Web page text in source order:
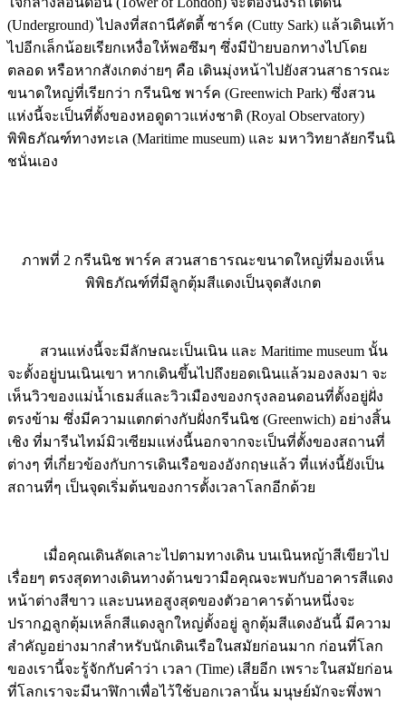
ไปอีกเล็กน้อยเรียกเหงื่อให้พอซึมๆ ซึ่งมีป้ายบอกทางไปโดย
ตลอด หรือหากสังเกตง่ายๆ คือ เดินมุ่งหน้าไปยังสวนสาธารณะ
ขนาดใหญ่ที่เรียกว่า กรีนนิช พาร์ค (Greenwich Park) ซึ่งสวน
แห่งนี้จะเป็นที่ตั้งของหอดูดาวแห่งชาติ (Royal Observatory)
พิพิธภัณฑ์ทางทะเล (Maritime museum) และ มหาวิทยาลัยกรีนนิ
ชนั่นเอง
พิพิธภัณฑ์ที่มีลูกตุ้มสีแดงเป็นจุดสังเกต
จะตั้งอยู่บนเนินเขา หากเดินขึ้นไปถึงยอดเนินแล้วมองลงมา จะ
เห็นวิวของแม่น้ำเธมส์และวิวเมืองของกรุงลอนดอนที่ตั้งอยู่ฝั่ง
ตรงข้าม ซึ่งมีความแตกต่างกับฝั่งกรีนนิช (Greenwich) อย่างสิ้น
เชิง ที่มารีนไทม์มิวเซียมแห่งนี้นอกจากจะเป็นที่ตั้งของสถานที่
ต่างๆ ที่เกี่ยวข้องกับการเดินเรือของอังกฤษแล้ว ที่แห่งนี้ยังเป็น
สถานที่ๆ เป็นจุดเริ่มต้นของการตั้งเวลาโลกอีกด้วย
เรื่อยๆ ตรงสุดทางเดินทางด้านขวามือคุณจะพบกับอาคารสีแดง
หน้าต่างสีขาว และบนหอสูงสุดของตัวอาคารด้านหนึ่งจะ
ปรากฏลูกตุ้มเหล็กสีแดงลูกใหญ่ตั้งอยู่ ลูกตุ้มสีแดงอันนี้ มีความ
สำคัญอย่างมากสำหรับนักเดินเรือในสมัยก่อนมาก ก่อนที่โลก
ของเรานี้จะรู้จักกับคำว่า เวลา (Time) เสียอีก เพราะในสมัยก่อน
ที่โลกเราจะมีนาฬิกาเพื่อไว้ใช้บอกเวลานั้น มนุษย์มักจะพึ่งพา
การดูเวลาจากพระอาทิตย์ ซึ่งไม่ค่อยมีความเที่ยงตรงมากนัก